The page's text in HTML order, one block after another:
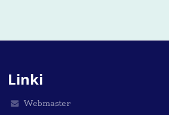
Linki
Webmaster